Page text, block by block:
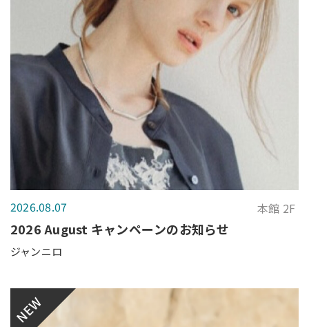
2026.08.07 本館 2F
2026 August キャンペーンのお知らせ
ジャンニロ
NEW